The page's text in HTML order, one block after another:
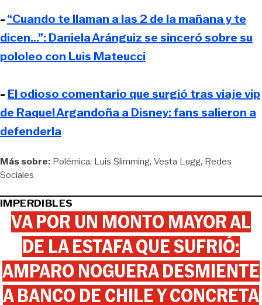
-“Cuando te llaman a las 2 de la mañana y te
dicen...”: Daniela Aránguiz se sinceró sobre su
pololeo con Luis Mateucci
- El odioso comentario que surgió tras viaje vip
de Raquel Argandoña a Disney: fans salieron a
defenderla
Más sobre: Polémica Luis Slimming Vesta Lugg Redes
Sociales
IMPERDIBLES
VA POR UN MONTO MAYOR AL
DE LA ESTAFA QUE SUFRIÓ:
AMPARO NOGUERA DESMIENTE
A BANCO DE CHILE Y CONCRETA